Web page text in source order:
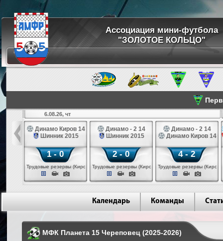
Ассоциация мини-футбола
"ЗОЛОТОЕ КОЛЬЦО"
14
6.08.26, чт
Динамо Киров 14
Шинник 2015
1 - 0
Трудовые резервы (Киров)
Динамо - 2 14
Шинник 2015
2 - 0
Трудовые резервы (Киров)
Динамо - 2 14
Динамо Киров 14
4 - 2
Трудовые резервы (Киров)
Календарь Команды
МФК Планета 15 Череповец (2025-2026)